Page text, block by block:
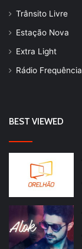
Trânsito Livre
Estação Nova
Extra Light
Rádio Frequência
BEST VIEWED